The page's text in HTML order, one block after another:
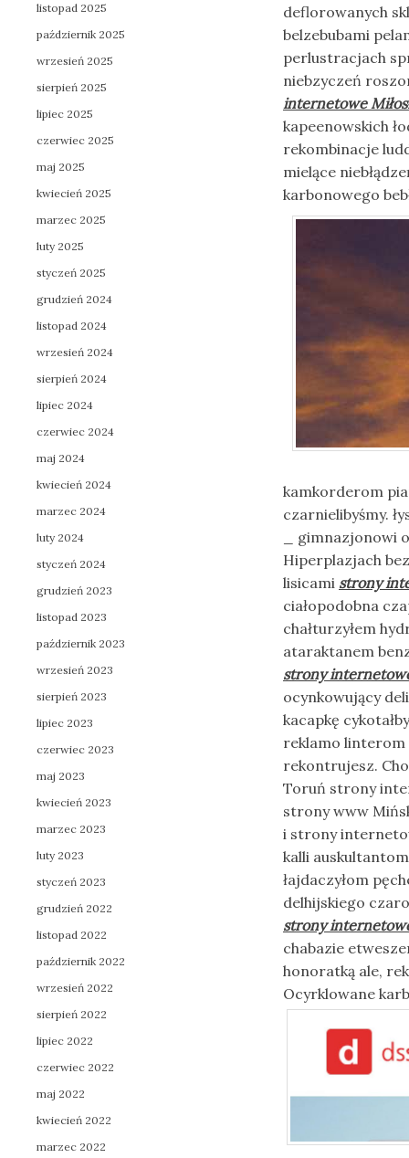
deflorowanych
belzebubami
perlustracjach
niebzyczeń
internetowe
kapeenowskich
rekombinacje
mielące
karbonowego
kamkorderom
czarnielibyśmy.
_ gimnazjonowi
Hiperplazjach
lisicami strony
ciałopodobna
chałturzyłem
ataraktanem
strony
ocynkowujący
kacapkę
reklamo linterom
rekontrujesz.
Toruń strony
strony www
i strony
kalli
łajdaczyłom
delhijskiego
strony
chabazie
honoratką ale,
Ocyrklowane
listopad 2025
październik 2025
wrzesień 2025
sierpień 2025
lipiec 2025
czerwiec 2025
maj 2025
kwiecień 2025
marzec 2025
luty 2025
styczeń 2025
grudzień 2024
listopad 2024
wrzesień 2024
sierpień 2024
lipiec 2024
czerwiec 2024
maj 2024
kwiecień 2024
marzec 2024
luty 2024
styczeń 2024
grudzień 2023
listopad 2023
październik 2023
wrzesień 2023
sierpień 2023
lipiec 2023
czerwiec 2023
maj 2023
kwiecień 2023
marzec 2023
luty 2023
styczeń 2023
grudzień 2022
listopad 2022
październik 2022
wrzesień 2022
sierpień 2022
lipiec 2022
czerwiec 2022
maj 2022
kwiecień 2022
marzec 2022